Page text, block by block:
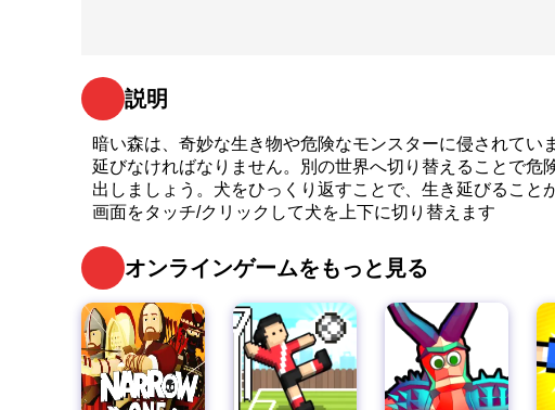
説明
暗い森は、奇妙な生き物や危険なモンスターに侵されて
延びなければなりません。別の世界へ切り替えることで
出しましょう。犬をひっくり返すことで、生き延びること
画面をタッチ/クリックして犬を上下に切り替えます
オンラインゲームをもっと見る